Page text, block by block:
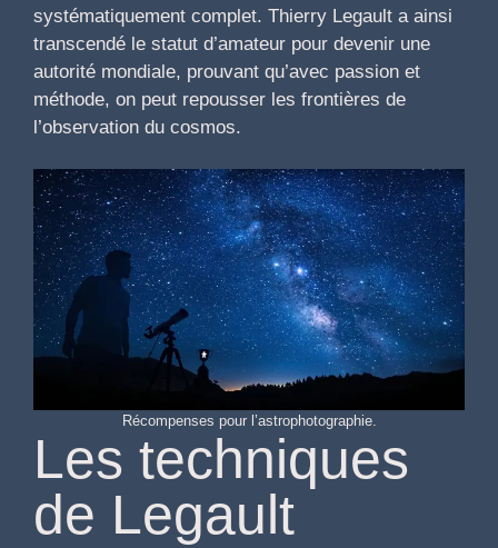
systématiquement complet. Thierry Legault a ainsi
transcendé le statut d’amateur pour devenir une
autorité mondiale, prouvant qu’avec passion et
méthode, on peut repousser les frontières de
l’observation du cosmos.
Récompenses pour l’astrophotographie.
Les techniques
de Legault